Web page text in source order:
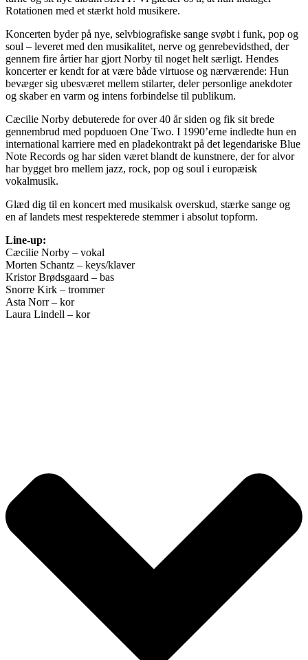
Rotationen med et stærkt hold musikere.
Koncerten byder på nye, selvbiografiske sange svøbt i funk, pop og
soul – leveret med den musikalitet, nerve og genrebevidsthed, der
gennem fire årtier har gjort Norby til noget helt særligt. Hendes
koncerter er kendt for at være både virtuose og nærværende: Hun
bevæger sig ubesværet mellem stilarter, deler personlige anekdoter
og skaber en varm og intens forbindelse til publikum.
Cæcilie Norby debuterede for over 40 år siden og fik sit brede
gennembrud med popduoen One Two. I 1990’erne indledte hun en
international karriere med en pladekontrakt på det legendariske Blue
Note Records og har siden været blandt de kunstnere, der for alvor
har bygget bro mellem jazz, rock, pop og soul i europæisk
vokalmusik.
Glæd dig til en koncert med musikalsk overskud, stærke sange og
en af landets mest respekterede stemmer i absolut topform.
Line-up:
Cæcilie Norby – vokal
Morten Schantz – keys/klaver
Kristor Brødsgaard – bas
Snorre Kirk – trommer
Asta Norr – kor
Laura Lindell – kor